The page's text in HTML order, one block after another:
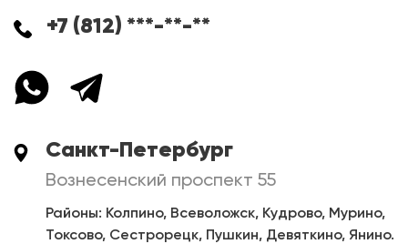
+7 (812) ***-**-**
Санкт-Петербург
Вознесенский проспект 55
Районы: Колпино, Всеволожск, Кудрово, Мурино,
Токсово, Сестрорецк, Пушкин, Девяткино, Янино.